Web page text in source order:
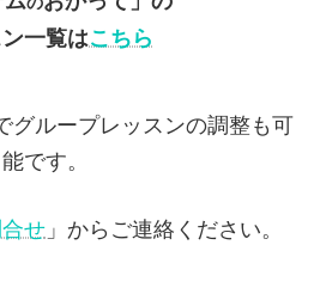
一覧はこちら
グループレッスンの調整も可
能です。
せ 」からご連絡ください。